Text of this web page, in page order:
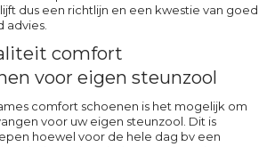
dus een richtlijn en een kwestie van goed
advies.
comfort
voor eigen steunzool
comfort schoenen is het mogelijk om
voor uw eigen steunzool. Dit is
hoewel voor de hele dag bv een